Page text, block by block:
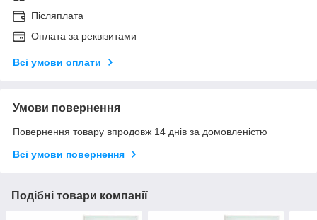
Післяплата
Оплата за реквізитами
Всі умови оплати
Умови повернення
Повернення товару впродовж 14 днів за домовленістю
Всі умови повернення
Подібні товари компанії